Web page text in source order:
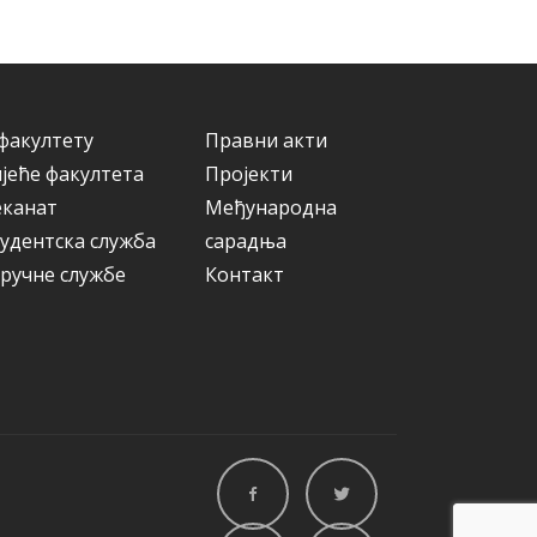
факултета
служба
службе
Правни акти
Пројекти
Међународна
сарадња
Контакт